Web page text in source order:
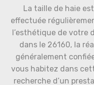
La taille de haie
effectuée
l’esthétique de votre
dans le 26160, la
généralement
vous habitez dans
recherche d’un